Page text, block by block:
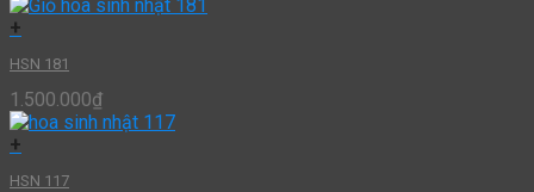
+
HSN 181
1.500.000₫
+
HSN 117